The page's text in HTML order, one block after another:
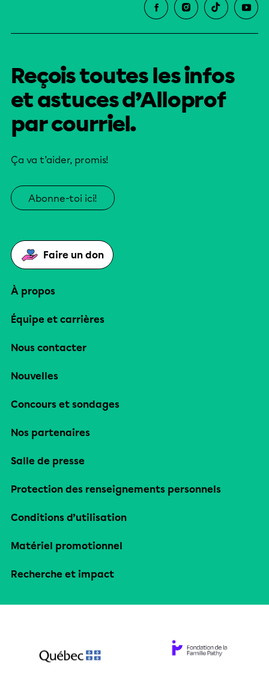
Reçois toutes les infos
et astuces d’Alloprof
par courriel.
Ça va t’aider, promis!
Abonne-toi ici!
Faire un don
À propos
Équipe et carrières
Nous contacter
Nouvelles
Concours et sondages
Nos partenaires
Salle de presse
Protection des renseignements personnels
Conditions d’utilisation
Matériel promotionnel
Recherche et impact